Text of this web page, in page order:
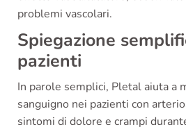
problemi vascolari.
Spiegazione
pazienti
In parole semplici, Pletal aiuta a
sanguigno nei pazienti con
sintomi di dolore e crampi